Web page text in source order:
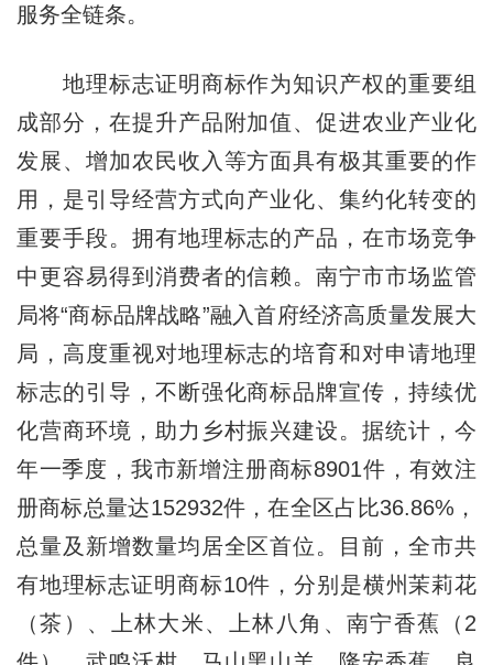
服务全链条。
地理标志证明商标作为知识产权的重要组
成部分，在提升产品附加值、促进农业产业化
发展、增加农民收入等方面具有极其重要的作
用，是引导经营方式向产业化、集约化转变的
重要手段。拥有地理标志的产品，在市场竞争
中更容易得到消费者的信赖。南宁市市场监管
局将“商标品牌战略”融入首府经济高质量发展大
局，高度重视对地理标志的培育和对申请地理
标志的引导，不断强化商标品牌宣传，持续优
化营商环境，助力乡村振兴建设。据统计，今
年一季度，我市新增注册商标8901件，有效注
册商标总量达152932件，在全区占比36.86%，
总量及新增数量均居全区首位。目前，全市共
有地理标志证明商标10件，分别是横州茉莉花
（茶）、上林大米、上林八角、南宁香蕉（2